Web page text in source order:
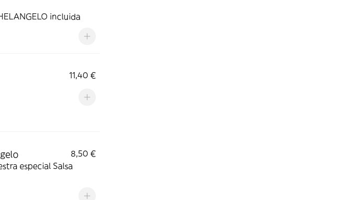
incluida
11,40 €
8,50 €
especial Salsa